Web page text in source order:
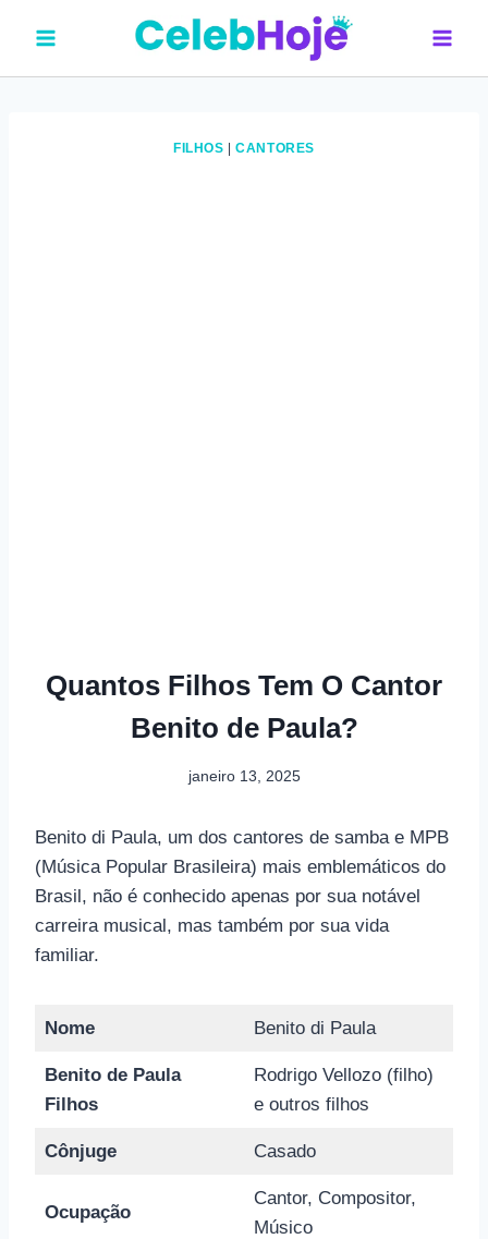
o
FILHOS |CANTORES
Quantos Filhos Tem O Cantor
Benito de Paula?
janeiro 13, 2025
Benito di Paula, um dos cantores de samba e MPB
(Música Popular Brasileira) mais emblemáticos do
Brasil, não é conhecido apenas por sua notável
carreira musical, mas também por sua vida
familiar.
Nome Benito di Paula
Benito de Paula
Filhos
Rodrigo Vellozo (filho)
e outros filhos
Cônjuge Casado
Ocupação
Cantor, Compositor,
Músico